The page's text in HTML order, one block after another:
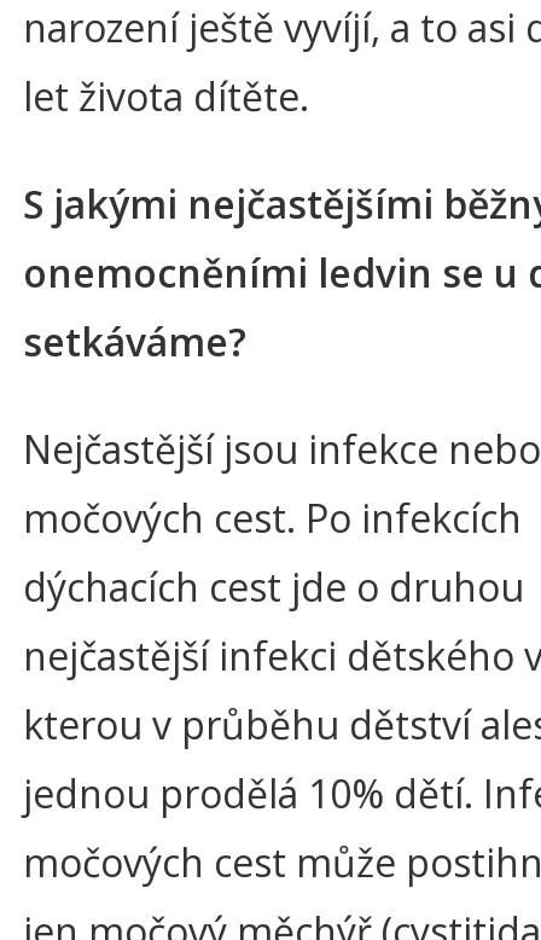
narození ještě vyvíjí, a to asi
let života dítěte.
S jakými nejčastějšími
onemocněními ledvin se u
setkáváme?
Nejčastější jsou infekce
močových cest. Po infekcích
dýchacích cest jde o druhou
nejčastější infekci dětského
kterou v průběhu dětství
jednou prodělá 10% dětí.
močových cest může